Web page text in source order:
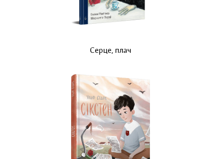
Серце, плач